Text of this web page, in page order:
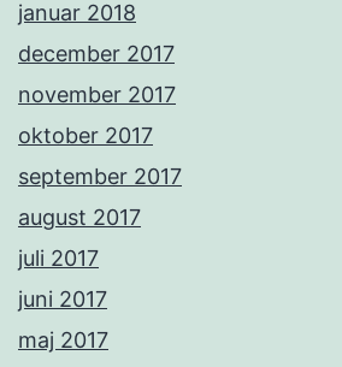
januar 2018
december 2017
november 2017
oktober 2017
september 2017
august 2017
juli 2017
juni 2017
maj 2017